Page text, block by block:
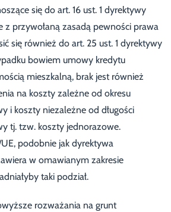
się do art. 16 ust. 1 dyrektywy
przywołaną zasadą pewności prawa
się również do art. 25 ust. 1 dyrektywy
bowiem umowy kredytu
mieszkalną, brak jest również
na koszty zależne od okresu
i koszty niezależne od długości
tj. tzw. koszty jednorazowe.
podobnie jak dyrektywa
w omawianym zakresie
taki podział.
rozważania na grunt